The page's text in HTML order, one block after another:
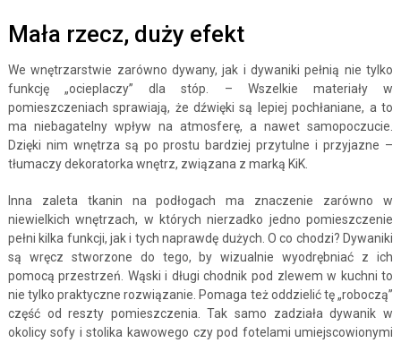
Mała rzecz, duży efekt
We wnętrzarstwie zarówno dywany, jak i dywaniki pełnią nie tylko
funkcję „ocieplaczy” dla stóp. – Wszelkie materiały w
pomieszczeniach sprawiają, że dźwięki są lepiej pochłaniane, a to
ma niebagatelny wpływ na atmosferę, a nawet samopoczucie.
Dzięki nim wnętrza są po prostu bardziej przytulne i przyjazne –
tłumaczy dekoratorka wnętrz, związana z marką KiK.
Inna zaleta tkanin na podłogach ma znaczenie zarówno w
niewielkich wnętrzach, w których nierzadko jedno pomieszczenie
pełni kilka funkcji, jak i tych naprawdę dużych. O co chodzi? Dywaniki
są wręcz stworzone do tego, by wizualnie wyodrębniać z ich
pomocą przestrzeń. Wąski i długi chodnik pod zlewem w kuchni to
nie tylko praktyczne rozwiązanie. Pomaga też oddzielić tę „roboczą”
część od reszty pomieszczenia. Tak samo zadziała dywanik w
okolicy sofy i stolika kawowego czy pod fotelami umiejscowionymi